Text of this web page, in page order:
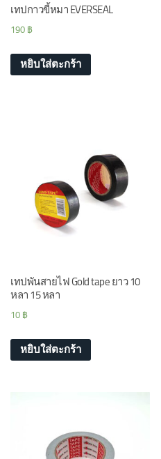
เทปกาวขี้หมา EVERSEAL
190 ฿
หยิบใส่ตะกร้า
เทปพันสายไฟ Gold tape ยาว 10
หลา 15 หลา
10 ฿
หยิบใส่ตะกร้า